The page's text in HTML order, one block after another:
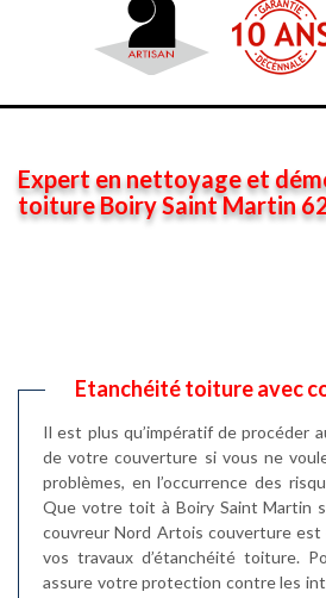
Expert en nettoyage et
toiture Boiry Saint Martin
Etanchéité toiture avec
Il est plus qu’impératif de procéder
de votre couverture si vous ne
problèmes, en l’occurrence des
Que votre toit à Boiry Saint Martin
couvreur Nord Artois couverture est
vos travaux d’étanchéité toiture.
assure votre protection contre les